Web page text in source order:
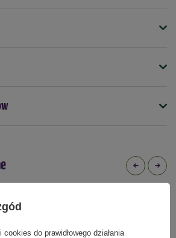
–
montaż nie wymaga użycia narzędzi;
–
–
produkt na terenie UE
do prawidłowego działania